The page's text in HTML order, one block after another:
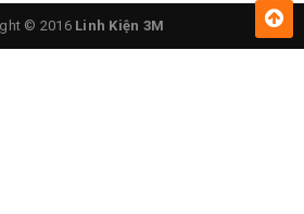
© 2016 Linh Kiện 3M